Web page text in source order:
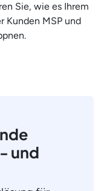
Sie, wie es Ihrem
Kunden MSP und
und